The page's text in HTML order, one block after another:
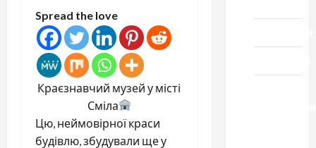
Spread the love
Краєзнавчий музей у місті
Сміла
Цю, неймовірної краси
будівлю, збудували ще у